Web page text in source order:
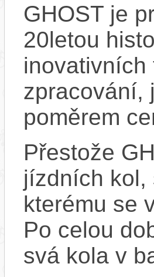
GHOST je
20letou
zpracování,
poměrem
Přestože
jízdních kol,
kterému se
Po celou
svá kola v